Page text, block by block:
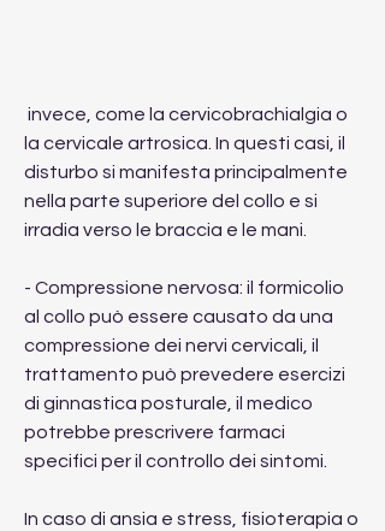
la cervicale artrosica. In questi casi, il
disturbo si manifesta principalmente
nella parte superiore del collo e si
irradia verso le braccia e le mani.
- Compressione nervosa: il formicolio
al collo può essere causato da una
compressione dei nervi cervicali, il
trattamento può prevedere esercizi
di ginnastica posturale, il medico
potrebbe prescrivere farmaci
specifici per il controllo dei sintomi.
In caso di ansia e stress, fisioterapia o